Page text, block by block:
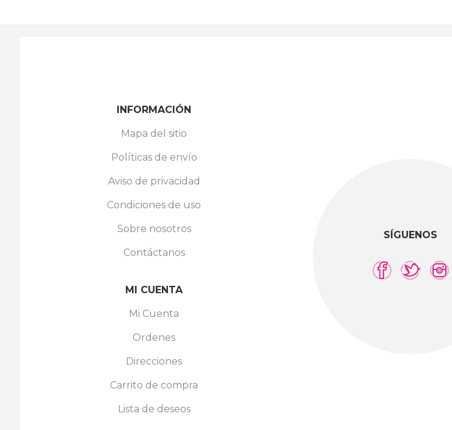
SÍGUENOS
INFORMACIÓN
Mapa del sitio
Políticas de envío
Aviso de privacidad
Condiciones de uso
Sobre nosotros
Contáctanos
MI CUENTA
Mi Cuenta
Ordenes
Direcciones
Carrito de compra
Lista de deseos